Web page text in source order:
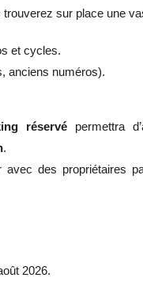
sur place une
et cycles.
anciens numéros).
réservé permettra
.
avec des propriétaires
2026.